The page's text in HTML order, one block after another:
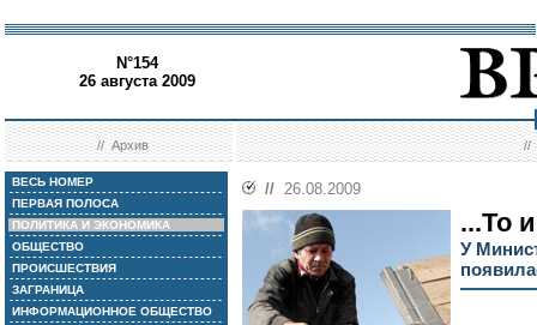
N°154
26 августа 2009
//Архив //
ВЕСЬ НОМЕР
ПЕРВАЯ ПОЛОСА
ПОЛИТИКА И ЭКОНОМИКА
ОБЩЕСТВО
ПРОИСШЕСТВИЯ
ЗАГРАНИЦА
ИНФОРМАЦИОННОЕ ОБЩЕСТВО
// 26.08.2009
...То
У